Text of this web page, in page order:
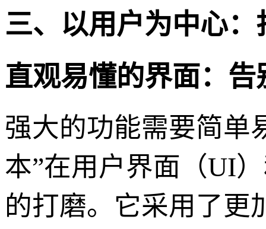
三、以用户为中心
直观易懂的界面：
强大的功能需要简单
本”在用户界面（UI
的打磨。它采用了更